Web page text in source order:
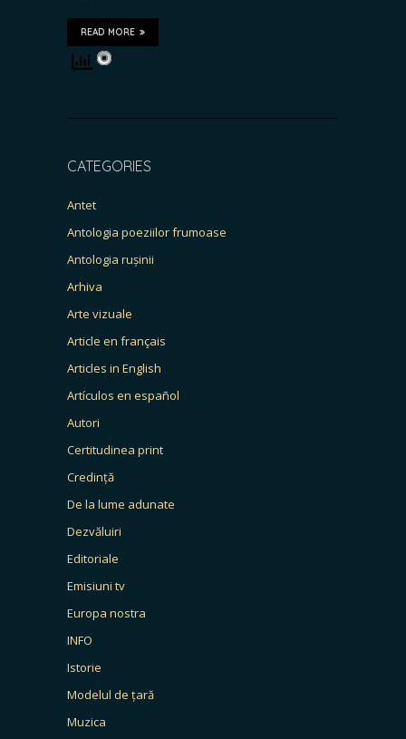
READ MORE
CATEGORIES
Antet
Antologia poeziilor frumoase
Antologia rușinii
Arhiva
Arte vizuale
Article en français
Articles in English
Artículos en español
Autori
Certitudinea print
Credință
De la lume adunate
Dezvăluiri
Editoriale
Emisiuni tv
Europa nostra
INFO
Istorie
Modelul de țară
Muzica